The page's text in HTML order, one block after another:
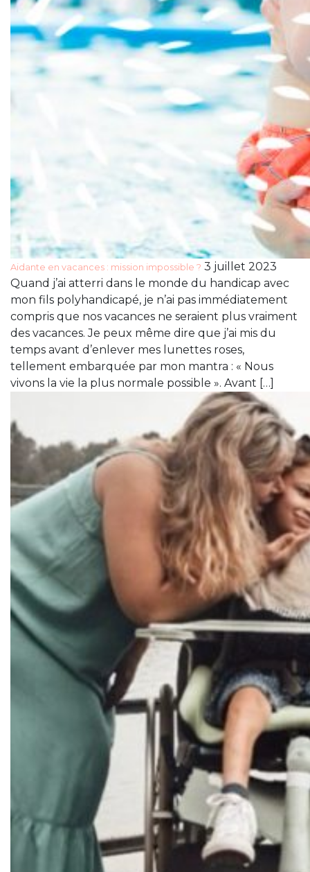
Aidante en vacances : mission impossible ? 3 juillet 2023
Quand j’ai atterri dans le monde du handicap avec
mon fils polyhandicapé, je n’ai pas immédiatement
compris que nos vacances ne seraient plus vraiment
des vacances. Je peux même dire que j’ai mis du
temps avant d’enlever mes lunettes roses,
tellement embarquée par mon mantra : « Nous
vivons la vie la plus normale possible ». Avant […]